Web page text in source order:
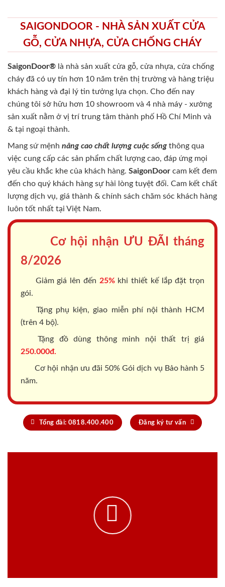
SAIGONDOOR - NHÀ SẢN XUẤT CỬA
GỖ, CỬA NHỰA, CỬA CHỐNG CHÁY
SaigonDoor® là nhà sản xuất cửa gỗ, cửa nhựa, cửa chống
cháy đã có uy tín hơn 10 năm trên thị trường và hàng triệu
khách hàng và đại lý tin tưởng lựa chọn. Cho đến nay
chúng tôi sở hữu hơn 10 showroom và 4 nhà máy - xưởng
sản xuất nằm ở vị trí trung tâm thành phố Hồ Chí Minh và
& tại ngoại thành.
Mang sứ mệnh nâng cao chất lượng cuộc sốngthông qua
việc cung cấp các sản phẩm chất lượng cao, đáp ứng mọi
yêu cầu khắc khe của khách hàng. SaigonDoor cam kết đem
đến cho quý khách hàng sự hài lòng tuyệt đối. Cam kết chất
lượng dịch vụ, giá thành & chính sách chăm sóc khách hàng
luôn tốt nhất tại Việt Nam.
Cơ hội nhận ƯU ĐÃI tháng
8/2026
Giảm giá lên đến 25%khi thiết kế lắp đặt trọn
gói.
Tặng phụ kiện, giao miễn phí nội thành HCM
(trên 4 bộ).
Tặng đồ dùng thông minh nội thất trị giá
250.000đ.
Cơ hội nhận ưu đãi 50% Gói dịch vụ Bảo hành 5
năm.
Tổng đài: 0818.400.400 Đăng ký tư vấn